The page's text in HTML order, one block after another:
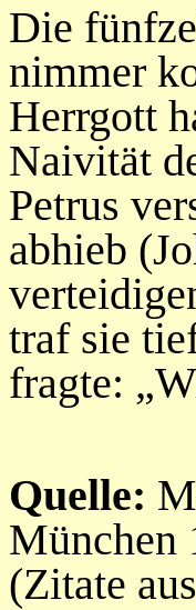
Die
nimmer
Herrgott
Naivität
Petrus
abhieb
traf sie
fragte:
Quelle:
München
(Zitate